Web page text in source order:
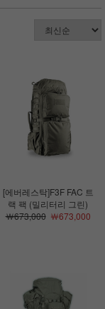
[에버레스탁]F3F FAC 트
랙 팩 (밀리터리 그린)
￦673,000￦673,000